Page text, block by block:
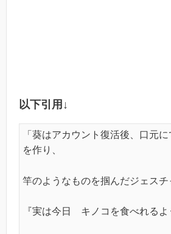
以下引用↓
「葵はアカウント復活後、口元
を作り、
竿のようなものを掴んだジェスチ
『実は今日 キノコを食べれるよ